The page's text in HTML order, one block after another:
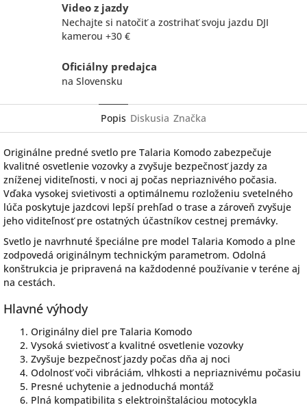
Video z jazdy
Nechajte si natočiť a zostrihať svoju jazdu DJI
kamerou +30 €
Oficiálny predajca
na Slovensku
Popis Diskusia Značka
Originálne predné svetlo pre Talaria Komodo zabezpečuje
kvalitné osvetlenie vozovky a zvyšuje bezpečnosť jazdy za
zníženej viditeľnosti, v noci aj počas nepriaznivého počasia.
Vďaka vysokej svietivosti a optimálnemu rozloženiu svetelného
lúča poskytuje jazdcovi lepší prehľad o trase a zároveň zvyšuje
jeho viditeľnosť pre ostatných účastníkov cestnej premávky.
Svetlo je navrhnuté špeciálne pre model Talaria Komodo a plne
zodpovedá originálnym technickým parametrom. Odolná
konštrukcia je pripravená na každodenné používanie v teréne aj
na cestách.
Hlavné výhody
Originálny diel pre Talaria Komodo
Vysoká svietivosť a kvalitné osvetlenie vozovky
Zvyšuje bezpečnosť jazdy počas dňa aj noci
Odolnosť voči vibráciám, vlhkosti a nepriaznivému počasiu
Presné uchytenie a jednoduchá montáž
Plná kompatibilita s elektroinštaláciou motocykla